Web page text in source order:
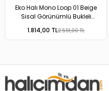
Eko Halı Mono Loop 01 Beige
Sisal Görünümlü Bukleli
1.814,00 TL2.591,00 TL